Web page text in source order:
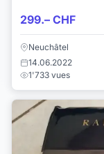
299.– CHF
Neuchâtel
14.06.2022
1'733 vues